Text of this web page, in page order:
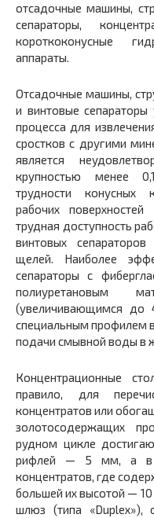
отсадочные машины,
сепараторы,
короткоконусные
аппараты.
Отсадочные машины,
и винтовые
процесса для
сростков с другими
является
крупностью менее
трудности конусных
рабочих
трудная доступность
винтовых
щелей. Наиболее
сепараторы с
полиуретановым
(увеличивающимся
специальным профилем
подачи смывной воды в
Концентрационные
правило, для
концентратов или
золотосодержащих
рудном цикле
рифлей — 5 мм, а в
концентратов, где
большей их высотой —
шлюз (типа «Duplex»),